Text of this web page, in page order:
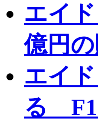
エイ
億円
エイ
る F1